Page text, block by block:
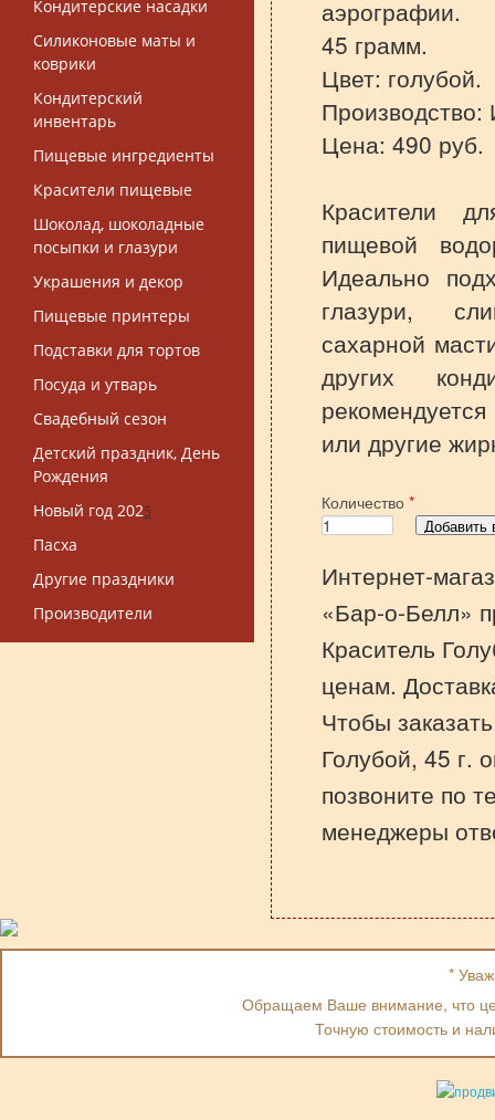
Кондитерские насадки
Силиконовые маты и
коврики
Кондитерский
инвентарь
Пищевые ингредиенты
Красители пищевые
Шоколад, шоколадные
посыпки и глазури
Украшения и декор
Пищевые принтеры
Подставки для тортов
Посуда и утварь
Свадебный сезон
Детский праздник, День
Рождения
Новый год 2025
Пасха
Другие праздники
Производители
аэрографии.
45 грамм.
Цвет: голубой.
Цена: 490 руб.
Красители
пищевой
Идеально
глазури,
сахарной
других
или другие
Количество *
Интернет-
«Бар-о-Белл»
Краситель
ценам.
Чтобы
Голубой, 45 г.
позвоните по
менеджеры
*
Обращаем Ваше внимание, что
Точную стоимость и